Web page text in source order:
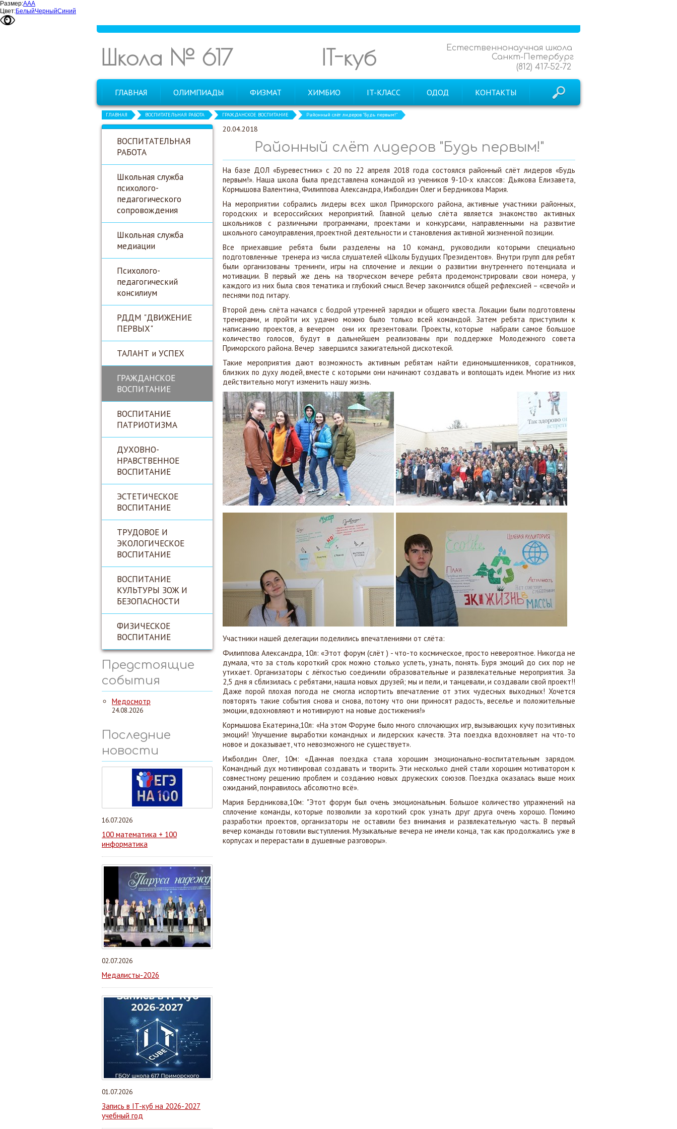
Размер:ААА
Цвет:БелыйЧерныйСиний
Школа № 617
Естественнонаучная школа
Санкт-Петербург
(812) 417-52-72
IT-куб
ГЛАВНАЯ ОЛИМПИАДЫ ФИЗМАТ ХИМБИО IT-КЛАСС ОДОД КОНТАКТЫ
ГЛАВНАЯ ВОСПИТАТЕЛЬНАЯ РАБОТА ГРАЖДАНСКОЕ ВОСПИТАНИЕ Районный слёт лидеров "Будь первым!"
ВОСПИТАТЕЛЬНАЯ
РАБОТА
Школьная служба
психолого-
педагогического
сопровождения
Школьная служба
медиации
Психолого-
педагогический
консилиум
РДДМ "ДВИЖЕНИЕ
ПЕРВЫХ"
ТАЛАНТ и УСПЕХ
ГРАЖДАНСКОЕ
ВОСПИТАНИЕ
ВОСПИТАНИЕ
ПАТРИОТИЗМА
ДУХОВНО-
НРАВСТВЕННОЕ
ВОСПИТАНИЕ
ЭСТЕТИЧЕСКОЕ
ВОСПИТАНИЕ
ТРУДОВОЕ И
ЭКОЛОГИЧЕСКОЕ
ВОСПИТАНИЕ
ВОСПИТАНИЕ
КУЛЬТУРЫ ЗОЖ И
БЕЗОПАСНОСТИ
ФИЗИЧЕСКОЕ
ВОСПИТАНИЕ
Предстоящие
события
Медосмотр
24.08.2026
Последние
новости
16.07.2026
100 математика + 100
информатика
02.07.2026
Медалисты-2026
01.07.2026
Запись в IT-куб на 2026-2027
учебный год
20.04.2018
Районный слёт лидеров "Будь первым!"
На базе ДОЛ «Буревестник» с 20 по 22 апреля 2018 года состоялся районный слёт лидеров «Будь
первым!». Наша школа была представлена командой из учеников 9-10-х классов: Дьякова Елизавета,
Кормышова Валентина, Филиппова Александра, Ижболдин Олег и Бердникова Мария.
На мероприятии собрались лидеры всех школ Приморского района, активные участники районных,
городских и всероссийских мероприятий. Главной целью слёта является знакомство активных
школьников с различными программами, проектами и конкурсами, направленными на развитие
школьного самоуправления, проектной деятельности и становления активной жизненной позиции.
Все приехавшие ребята были разделены на 10 команд, руководили которыми специально
подготовленные тренера из числа слушателей «Школы Будущих Президентов». Внутри групп для ребят
были организованы тренинги, игры на сплочение и лекции о развитии внутреннего потенциала и
мотивации. В первый же день на творческом вечере ребята продемонстрировали свои номера, у
каждого из них была своя тематика и глубокий смысл. Вечер закончился общей рефлексией – «свечой» и
песнями под гитару.
Второй день слёта начался с бодрой утренней зарядки и общего квеста. Локации были подготовлены
тренерами, и пройти их удачно можно было только всей командой. Затем ребята приступили к
написанию проектов, а вечером они их презентовали. Проекты, которые набрали самое большое
количество голосов, будут в дальнейшем реализованы при поддержке Молодежного совета
Приморского района. Вечер завершился зажигательной дискотекой.
Такие мероприятия дают возможность активным ребятам найти единомышленников, соратников,
близких по духу людей, вместе с которыми они начинают создавать и воплощать идеи. Многие из них
действительно могут изменить нашу жизнь.
Участники нашей делегации поделились впечатлениями от слёта:
Филиппова Александра, 10л: «Этот форум (слёт ) - что-то космическое, просто невероятное. Никогда не
думала, что за столь короткий срок можно столько успеть, узнать, понять. Буря эмоций до сих пор не
утихает. Организаторы с лёгкостью соединили образовательные и развлекательные мероприятия. За
2,5 дня я сблизилась с ребятами, нашла новых друзей; мы и пели, и танцевали, и создавали свой проект!!
Даже порой плохая погода не смогла испортить впечатление от этих чудесных выходных! Хочется
повторять такие события снова и снова, потому что они приносят радость, веселье и положительные
эмоции, вдохновляют и мотивируют на новые достижения!»
Кормышова Екатерина,10л: «На этом Форуме было много сплочающих игр, вызывающих кучу позитивных
эмоций! Улучшение выработки командных и лидерских качеств. Эта поездка вдохновляет на что-то
новое и доказывает, что невозможного не существует».
Ижболдин Олег, 10м: «Данная поездка стала хорошим эмоционально-воспитательным зарядом.
Командный дух мотивировал создавать и творить. Эти несколько дней стали хорошим мотиватором к
совместному решению проблем и созданию новых дружеских союзов. Поездка оказалась выше моих
ожиданий, понравилось абсолютно всё».
Мария Бердникова,10м: "Этот форум был очень эмоциональным. Большое количество упражнений на
сплочение команды, которые позволили за короткий срок узнать друг друга очень хорошо. Помимо
разработки проектов, организаторы не оставили без внимания и развлекательную часть. В первый
вечер команды готовили выступления. Музыкальные вечера не имели конца, так как продолжались уже в
корпусах и перерастали в душевные разговоры».